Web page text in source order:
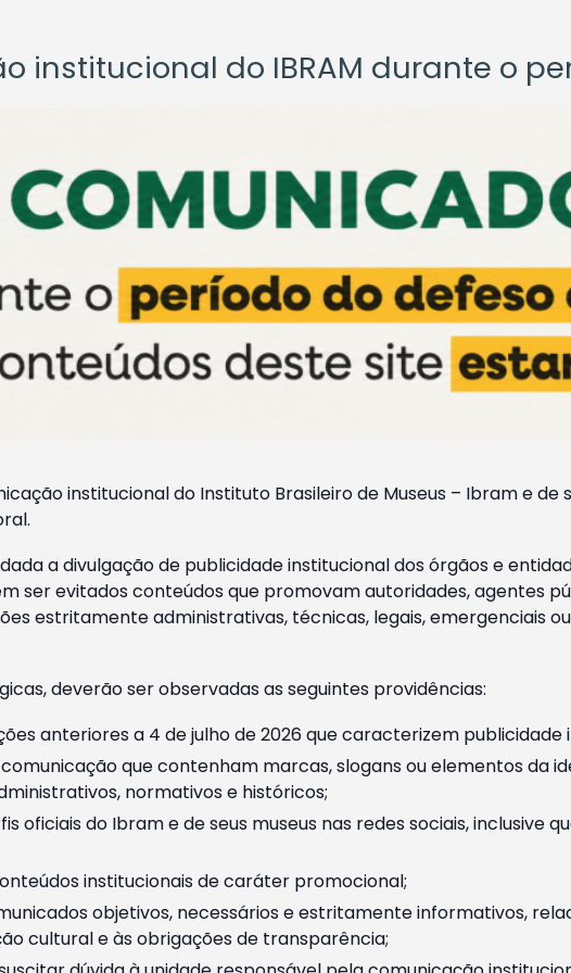
institucional do IBRAM durante o
institucional do Instituto Brasileiro de Museus – Ibram e
a divulgação de publicidade institucional dos órgãos e
ser evitados conteúdos que promovam autoridades, agentes
estritamente administrativas, técnicas, legais, emergenciais
deverão ser observadas as seguintes providências:
anteriores a 4 de julho de 2026 que caracterizem
que contenham marcas, slogans ou elementos da
normativos e históricos;
oficiais do Ibram e de seus museus nas redes sociais, inclusive
institucionais de caráter promocional;
objetivos, necessários e estritamente informativos,
cultural e às obrigações de transparência;